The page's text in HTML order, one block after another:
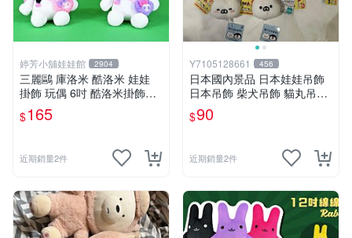
婷芳小舖娃娃館 2904
三麗鷗 庫洛米 酷洛米 娃娃
掛飾 玩偶 6吋 酷洛米掛飾飾
娃娃~正版三麗鷗 酷洛米坐姿
背小背包款 酷洛米娃娃掛飾
$165
近期銷量2件
Y7105128661 456
日本國內景品 日本娃娃吊飾
日本吊飾 柴犬吊飾 貓丸吊飾
庫洛米吊飾 大耳狗吊飾 布丁
狗吊飾 帕恰狗吊飾 天竺鼠車
$90
近期銷量2件